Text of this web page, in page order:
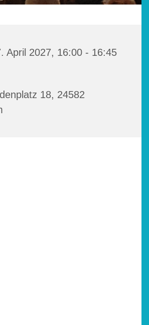
April 2027, 16:00 - 16:45
18, 24582